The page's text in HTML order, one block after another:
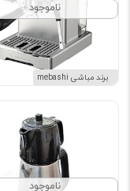
ناموجود
برند مباشی mebashi
ناموجود